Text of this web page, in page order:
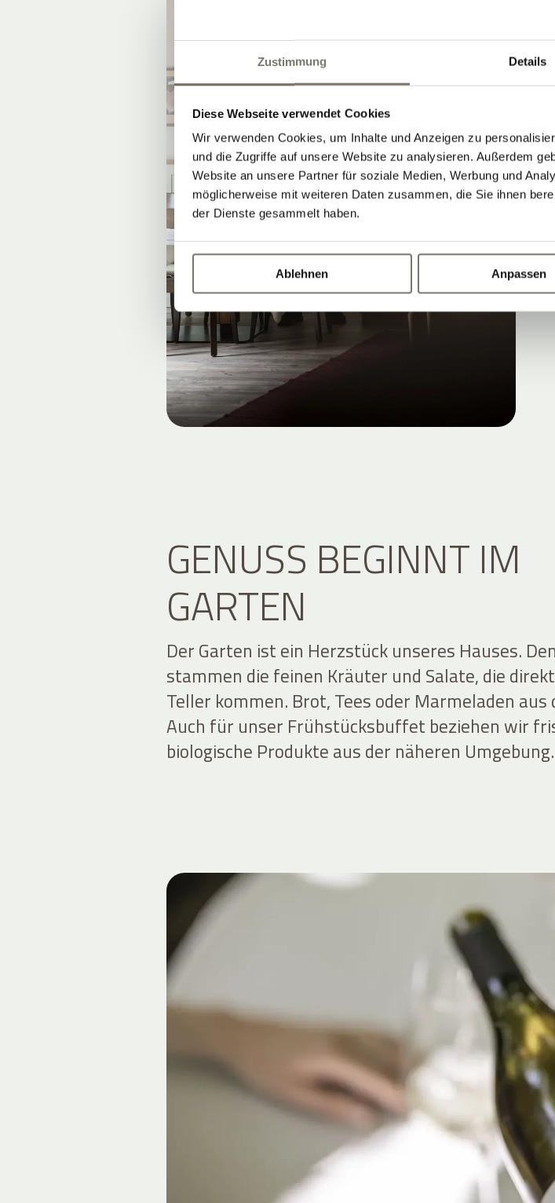
Zustimmung Details
Diese Webseite verwendet Cookies
Wir verwenden Cookies, um Inhalte und Anzeigen zu
und die Zugriffe auf unsere Website zu analysieren. Außerdem
Website an unsere Partner für soziale Medien, Werbung und
möglicherweise mit weiteren Daten zusammen, die Sie ihnen
der Dienste gesammelt haben.
Ablehnen Anpassen
GENUSS BEGINNT IM
GARTEN
Der Garten ist ein Herzstück unseres Hauses.
stammen die feinen Kräuter und Salate, die
Teller kommen. Brot, Tees oder Marmeladen aus
Auch für unser Frühstücksbuffet beziehen wir
biologische Produkte aus der näheren Umgebung.